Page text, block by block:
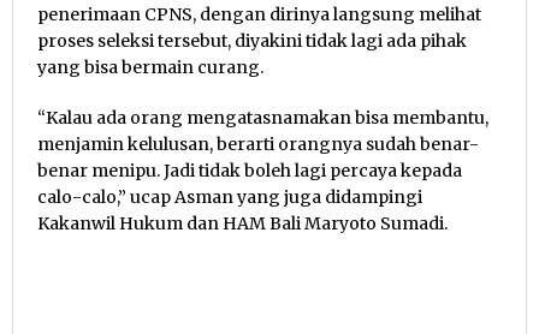
penerimaan CPNS, dengan dirinya langsung melihat
proses seleksi tersebut, diyakini tidak lagi ada pihak
yang bisa bermain curang.
“Kalau ada orang mengatasnamakan bisa membantu,
menjamin kelulusan, berarti orangnya sudah benar-
benar menipu. Jadi tidak boleh lagi percaya kepada
calo-calo,” ucap Asman yang juga didampingi
Kakanwil Hukum dan HAM Bali Maryoto Sumadi.